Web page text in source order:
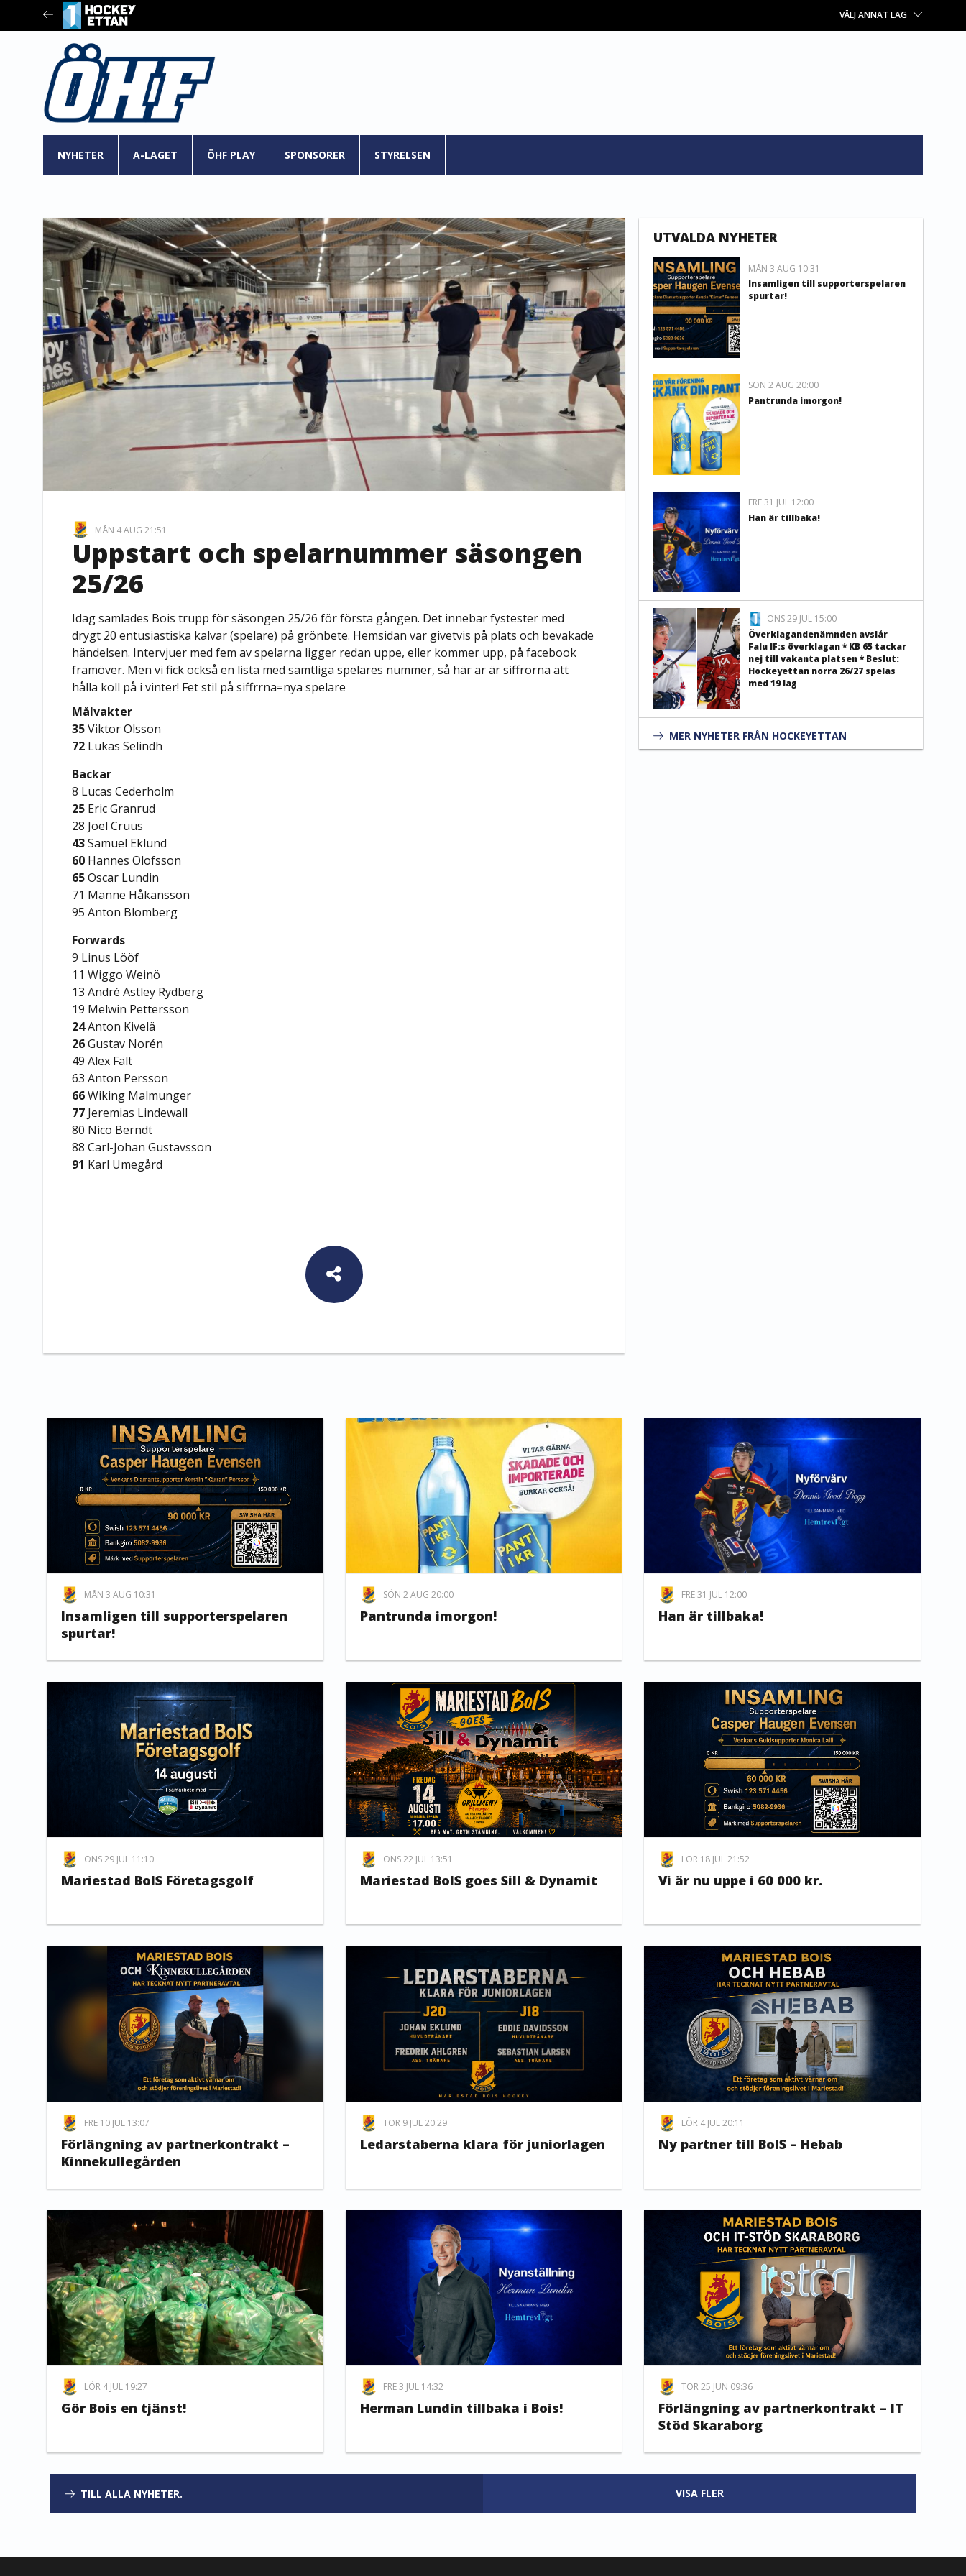
VÄLJ ANNAT LAG
NYHETER A-LAGET ÖHF PLAY SPONSORER STYRELSEN
MÅN 4 AUG 21:51
Uppstart och spelarnummer säsongen
25/26
Idag samlades Bois trupp för säsongen 25/26 för första gången. Det innebar fystester med
drygt 20 entusiastiska kalvar (spelare) på grönbete. Hemsidan var givetvis på plats och bevakade
händelsen. Intervjuer med fem av spelarna ligger redan uppe, eller kommer upp, på facebook
framöver. Men vi fick också en lista med samtliga spelares nummer, så här är är siffrorna att
hålla koll på i vinter! Fet stil på siffrrna=nya spelare
Målvakter
35Viktor Olsson
72 Lukas Selindh
Backar
8 Lucas Cederholm
25 Eric Granrud
28 Joel Cruus
43Samuel Eklund
60 Hannes Olofsson
65Oscar Lundin
71 Manne Håkansson
95 Anton Blomberg
Forwards
9 Linus Lööf
11 Wiggo Weinö
13 André Astley Rydberg
19 Melwin Pettersson
24Anton Kivelä
26Gustav Norén
49 Alex Fält
63 Anton Persson
66Wiking Malmunger
77 Jeremias Lindewall
80 Nico Berndt
88 Carl-Johan Gustavsson
91 Karl Umegård
UTVALDA NYHETER
MÅN 3 AUG 10:31
Insamligen till supporterspelaren
spurtar!
SÖN 2 AUG 20:00
Pantrunda imorgon!
FRE 31 JUL 12:00
Han är tillbaka!
ONS 29 JUL 15:00
Överklagandenämnden avslår
Falu IF:s överklagan * KB 65 tackar
nej till vakanta platsen * Beslut:
Hockeyettan norra 26/27 spelas
med 19 lag
MER NYHETER FRÅN HOCKEYETTAN
MÅN 3 AUG 10:31
Insamligen till supporterspelaren
spurtar!
SÖN 2 AUG 20:00
Pantrunda imorgon!
FRE 31 JUL 12:00
Han är tillbaka!
ONS 29 JUL 11:10
Mariestad BoIS Företagsgolf
ONS 22 JUL 13:51
Mariestad BoIS goes Sill & Dynamit
LÖR 18 JUL 21:52
Vi är nu uppe i 60 000 kr.
FRE 10 JUL 13:07
Förlängning av partnerkontrakt –
Kinnekullegården
TOR 9 JUL 20:29
Ledarstaberna klara för juniorlagen
LÖR 4 JUL 20:11
Ny partner till BoIS – Hebab
LÖR 4 JUL 19:27
Gör Bois en tjänst!
FRE 3 JUL 14:32
Herman Lundin tillbaka i Bois!
TOR 25 JUN 09:36
Förlängning av partnerkontrakt – IT
Stöd Skaraborg
VISA FLER
TILL ALLA NYHETER.